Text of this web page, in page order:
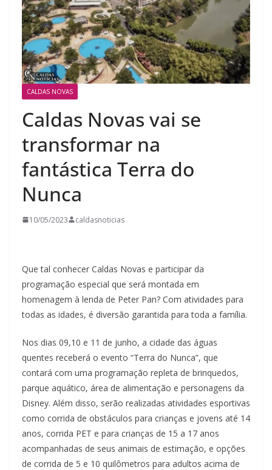
CALDAS NOVAS
Caldas Novas vai se
transformar na
fantástica Terra do
Nunca
10/05/2023 caldasnoticias
Que tal conhecer Caldas Novas e participar da
programação especial que será montada em
homenagem à lenda de Peter Pan? Com atividades para
todas as idades, é diversão garantida para toda a família.
Nos dias 09,10 e 11 de junho, a cidade das águas
quentes receberá o evento “Terra do Nunca”, que
contará com uma programação repleta de brinquedos,
parque aquático, área de alimentação e personagens da
Disney. Além disso, serão realizadas atividades esportivas
como corrida de obstáculos para crianças e jovens até 14
anos, corrida PET e para crianças de 15 a 17 anos
acompanhadas de seus animais de estimação, e opções
de corrida de 5 e 10 quilômetros para adultos acima de